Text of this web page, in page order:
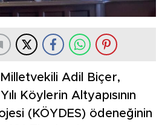
Adil Biçer,
Köylerin Altyapısının
(KÖYDES) ödeneğinin